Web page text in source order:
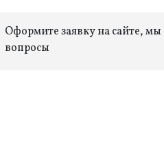
Оформите заявку на сайте,
вопросы